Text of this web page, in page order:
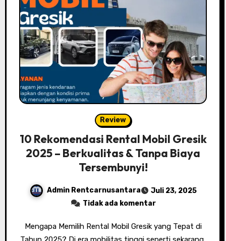
Review
10 Rekomendasi Rental Mobil Gresik
2025 – Berkualitas & Tanpa Biaya
Tersembunyi!
Admin Rentcarnusantara
Juli 23, 2025
Tidak ada komentar
Mengapa Memilih Rental Mobil Gresik yang Tepat di